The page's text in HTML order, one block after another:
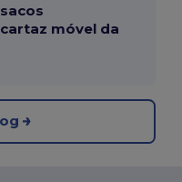
móvel da